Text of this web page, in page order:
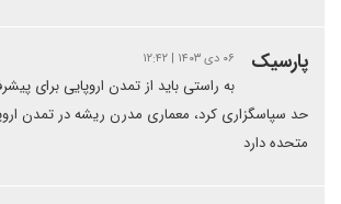
پارسیک ۰۶ دی ۱۴۰۳ | ۱۲:۴۲
به راستی باید از تمدن اروپایی برای
حد سپاسگزاری کرد، معماری مدرن ریشه در تمدن
متحده دارد